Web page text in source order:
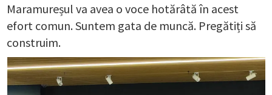
Maramureșul va avea o voce hotărâtă în acest
efort comun. Suntem gata de muncă. Pregătiți să
construim.